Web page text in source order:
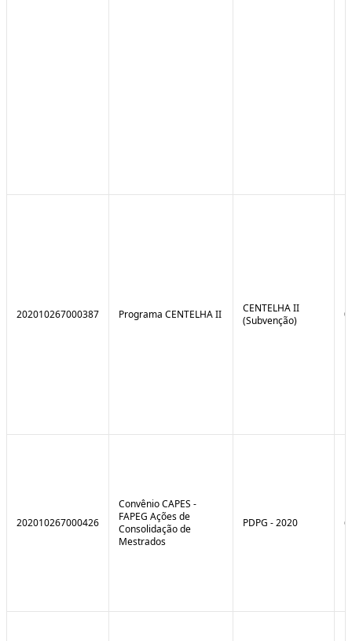
202010267000387 Programa CENTELHA II
CENTELHA II
(Subvenção)
202010267000426
Convênio CAPES -
FAPEG Ações de
Consolidação de
Mestrados
PDPG - 2020